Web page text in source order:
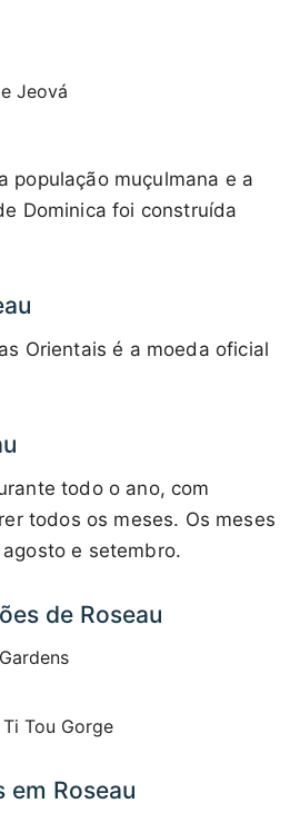
Jeová
população muçulmana e a
Dominica foi construída
Orientais é a moeda oficial
todo o ano, com
todos os meses. Os meses
e setembro.
de Roseau
Tou Gorge
em Roseau